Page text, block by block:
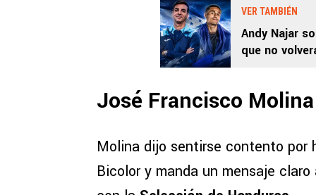
VER TAMBIÉN
Andy Najar
que no
José Francisco
Molina dijo sentirse contento
Bicolor y manda un mensaje